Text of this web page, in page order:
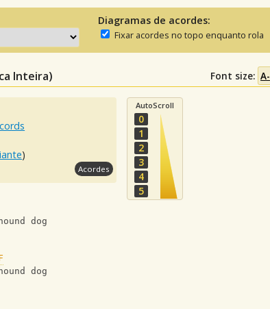
Diagramas de acordes:
Fixar acordes no topo enquanto rola
Inteira) Font size: A-
)
Acordes
AutoScroll
0
1
2
3
4
5
dog
dog